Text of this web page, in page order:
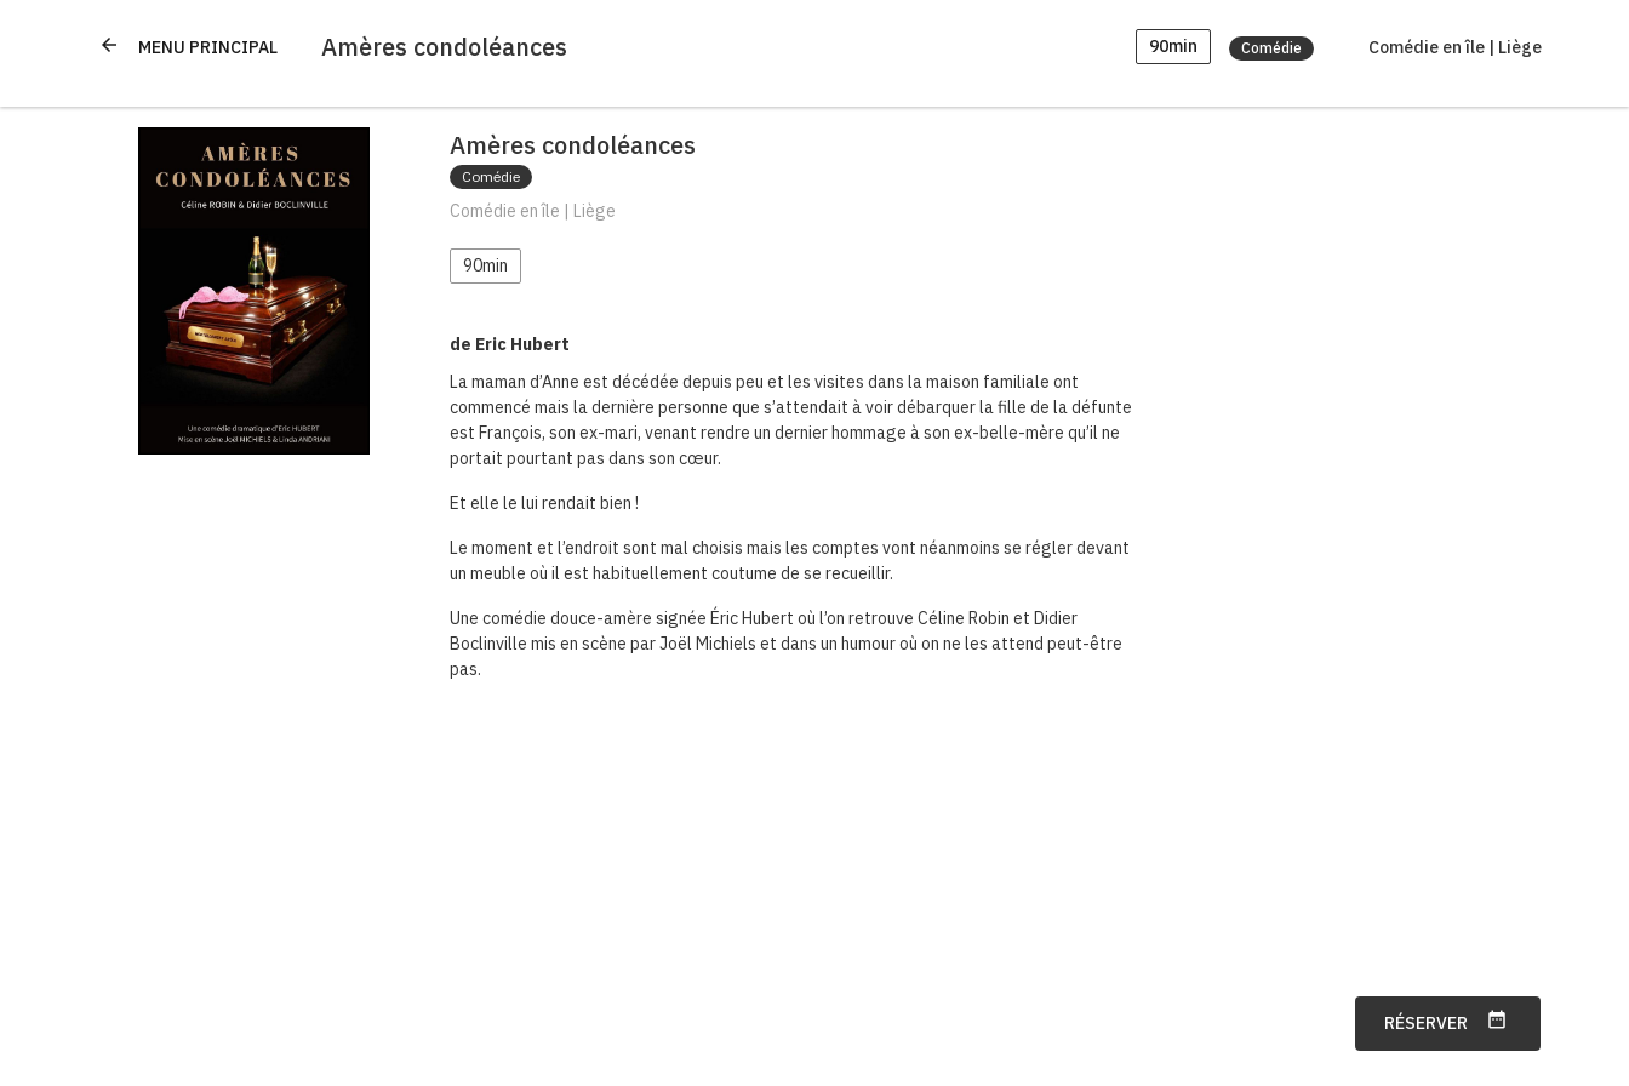
arrow_back MENU PRINCIPAL Amères condoléances 90min Comédie Comédie en île | Liège
Amères condoléances
Comédie
Comédie en île | Liège
90min
de Eric Hubert
La maman d’Anne est décédée depuis peu et les visites dans la maison familiale ont
commencé mais la dernière personne que s’attendait à voir débarquer la fille de la défunte
est François, son ex-mari, venant rendre un dernier hommage à son ex-belle-mère qu’il ne
portait pourtant pas dans son cœur.
Et elle le lui rendait bien !
Le moment et l’endroit sont mal choisis mais les comptes vont néanmoins se régler devant
un meuble où il est habituellement coutume de se recueillir.
Une comédie douce-amère signée Éric Hubert où l’on retrouve Céline Robin et Didier
Boclinville mis en scène par Joël Michiels et dans un humour où on ne les attend peut-être
pas.
RÉSERVER date_range